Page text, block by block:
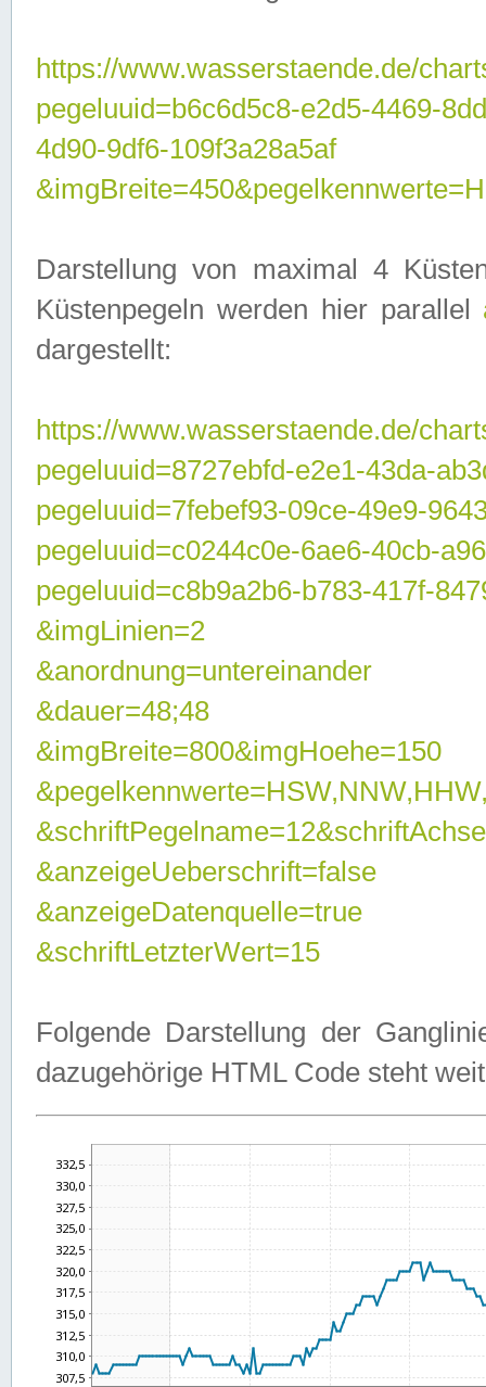
https://www.wasserstaende.de/
pegeluuid=b6c6d5c8-e2d5-4469-
4d90-9df6-109f3a28a5af
Darstellung von maximal 4
Küstenpegeln werden hier parallel
dargestellt:
https://www.wasserstaende.de/
pegeluuid=8727ebfd-e2e1-43da-
pegeluuid=7febef93-09ce-49e9-
pegeluuid=c0244c0e-6ae6-40cb-
pegeluuid=c8b9a2b6-b783-417f-
&imgLinien=2
&anordnung=untereinander
&dauer=48;48
&imgBreite=800&imgHoehe=150
&anzeigeUeberschrift=false
&anzeigeDatenquelle=true
&schriftLetzterWert=15
Folgende Darstellung der
dazugehörige HTML Code steht